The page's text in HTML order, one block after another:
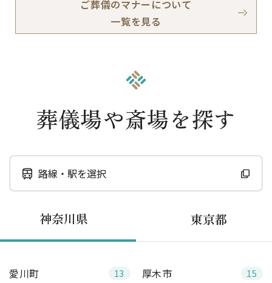
ご葬儀のマナーについて
一覧を見る
葬儀場や斎場を探す
路線・駅を選択
神奈川県 東京都
愛川町 13 厚木市 15